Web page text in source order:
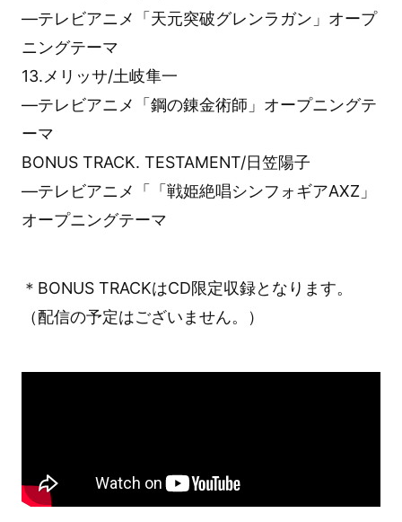
―テレビアニメ「天元突破グレンラガン」オープ
ニングテーマ
13.メリッサ/土岐隼一
―テレビアニメ「鋼の錬金術師」オープニングテ
ーマ
BONUS TRACK. TESTAMENT/日笠陽子
―テレビアニメ「「戦姫絶唱シンフォギアAXZ」
オープニングテーマ
＊BONUS TRACKはCD限定収録となります。
（配信の予定はございません。）